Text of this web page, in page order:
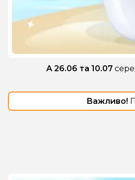
А 26.06 та 10.07
Важливо!